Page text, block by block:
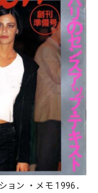
・メモ 1996．